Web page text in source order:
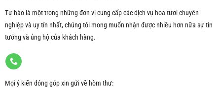
Tự hào là một trong những đơn vị cung cấp các dịch vụ hoa tươi chuyên
nghiệp và uy tín nhất, chúng tôi mong muốn nhận được nhiều hơn nữa sự tin
tưởng và ủng hộ của khách hàng.
Mọi ý kiến đóng góp xin gửi về hòm thư: